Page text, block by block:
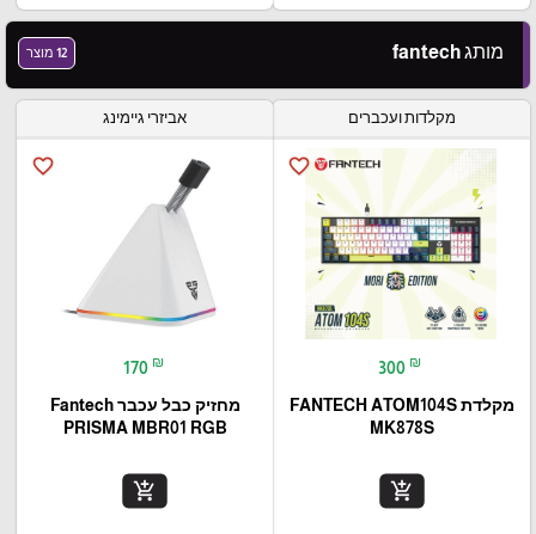
מותג fantech 12 מוצר
מקלדות ועכברים
favorite_border
300 ₪
מקלדת FANTECH ATOM104S
MK878S
add_shopping_cart
אביזרי גיימינג
favorite_border
170 ₪
מחזיק כבל עכבר Fantech
PRISMA MBR01 RGB
add_shopping_cart